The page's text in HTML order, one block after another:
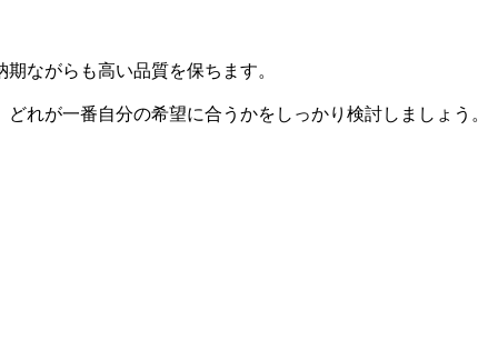
ながらも高い品質を保ちます。
れが一番自分の希望に合うかをしっかり検討しましょう。